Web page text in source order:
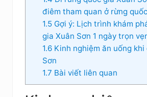
điêm tham quan ở rừng
1.5Gợi ý: Lịch trình khám
gia Xuân Sơn 1 ngày trọn
1.6Kinh nghiệm ăn uống khi
Sơn
1.7 Bài viết liên quan